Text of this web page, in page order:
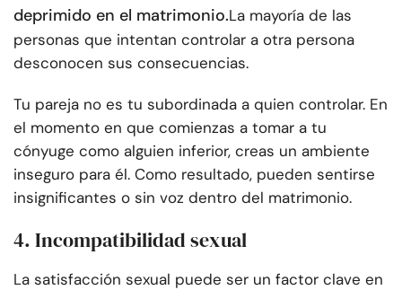
deprimido en el matrimonio.La mayoría de las
personas que intentan controlar a otra persona
desconocen sus consecuencias.
Tu pareja no es tu subordinada a quien controlar. En
el momento en que comienzas a tomar a tu
cónyuge como alguien inferior, creas un ambiente
inseguro para él. Como resultado, pueden sentirse
insignificantes o sin voz dentro del matrimonio.
4. Incompatibilidad sexual
La satisfacción sexual puede ser un factor clave en